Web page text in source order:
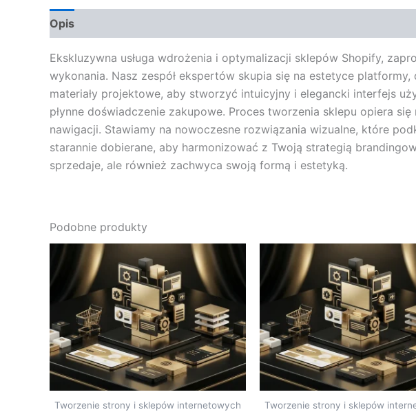
Opis
Ekskluzywna usługa wdrożenia i optymalizacji sklepów Shopify,
wykonania. Nasz zespół ekspertów skupia się na estetyce
materiały projektowe, aby stworzyć intuicyjny i elegancki interfejs
płynne doświadczenie zakupowe. Proces tworzenia sklepu opiera
nawigacji. Stawiamy na nowoczesne rozwiązania wizualne, które
starannie dobierane, aby harmonizować z Twoją strategią
sprzedaje, ale również zachwyca swoją formą i estetyką.
Podobne produkty
Tworzenie strony i sklepów internetowych
Tworzenie strony i sklepów